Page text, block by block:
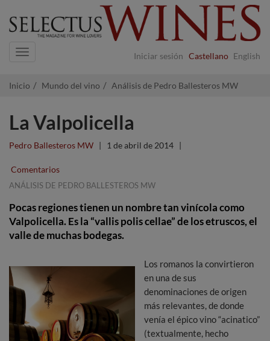
Iniciar sesión Castellano English
Navigation
Inicio Mundo del vino Análisis de Pedro Ballesteros MW
La Valpolicella
Pedro Ballesteros MW | 1 de abril de 2014 |
Comentarios
ANÁLISIS DE PEDRO BALLESTEROS MW
Pocas regiones tienen un nombre tan vinícola como
Valpolicella. Es la “vallis polis cellae” de los etruscos, el
valle de muchas bodegas.
Los romanos la convirtieron
en una de sus
denominaciones de origen
más relevantes, de donde
venía el épico vino “acinatico”
(textualmente, hecho